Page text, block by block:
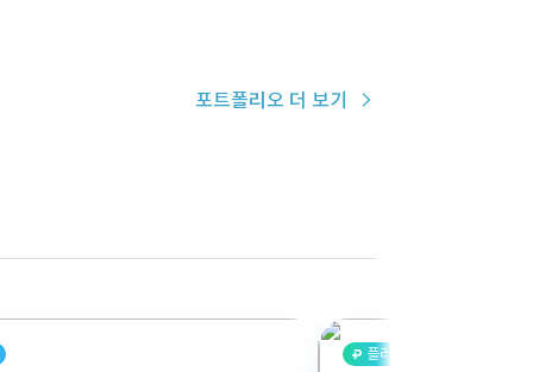
포트폴리오 더 보기
플러스